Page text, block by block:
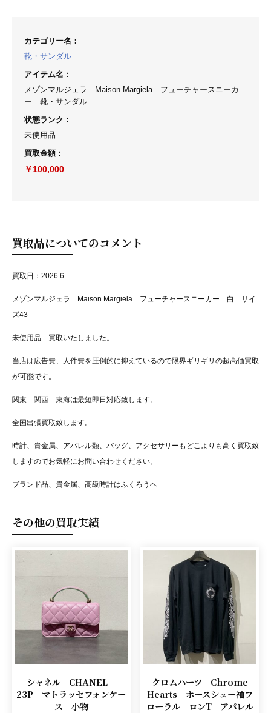
カテゴリー名 ：
靴・サンダル
アイテム名 ：
メゾンマルジェラ Maison Margiela フューチャースニーカ
ー 靴・サンダル
状態ランク ：
未使用品
買取金額：
￥100,000
買取品についてのコメント
買取日：2026.6
メゾンマルジェラ Maison Margiela フューチャースニーカー 白 サイ
ズ43
未使用品 買取いたしました。
当店は広告費、人件費を圧倒的に抑えているので限界ギリギリの超高価買取
が可能です。
関東 関西 東海は最短即日対応致します。
全国出張買取致します。
時計、貴金属、アパレル類、バッグ、アクセサリーもどこよりも高く買取致
しますのでお気軽にお問い合わせください。
ブランド品、貴金属、高級時計はふくろうへ
その他の買取実績
シャネル CHANEL
23P マトラッセフォンケー
ス 小物
クロムハーツ Chrome
Hearts ホースシュー袖フ
ローラル ロンT アパレル